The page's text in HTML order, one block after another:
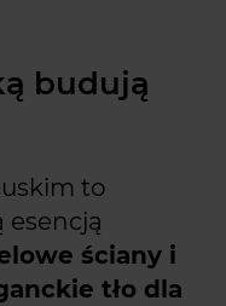
budują
to
esencją
ściany i
tło dla